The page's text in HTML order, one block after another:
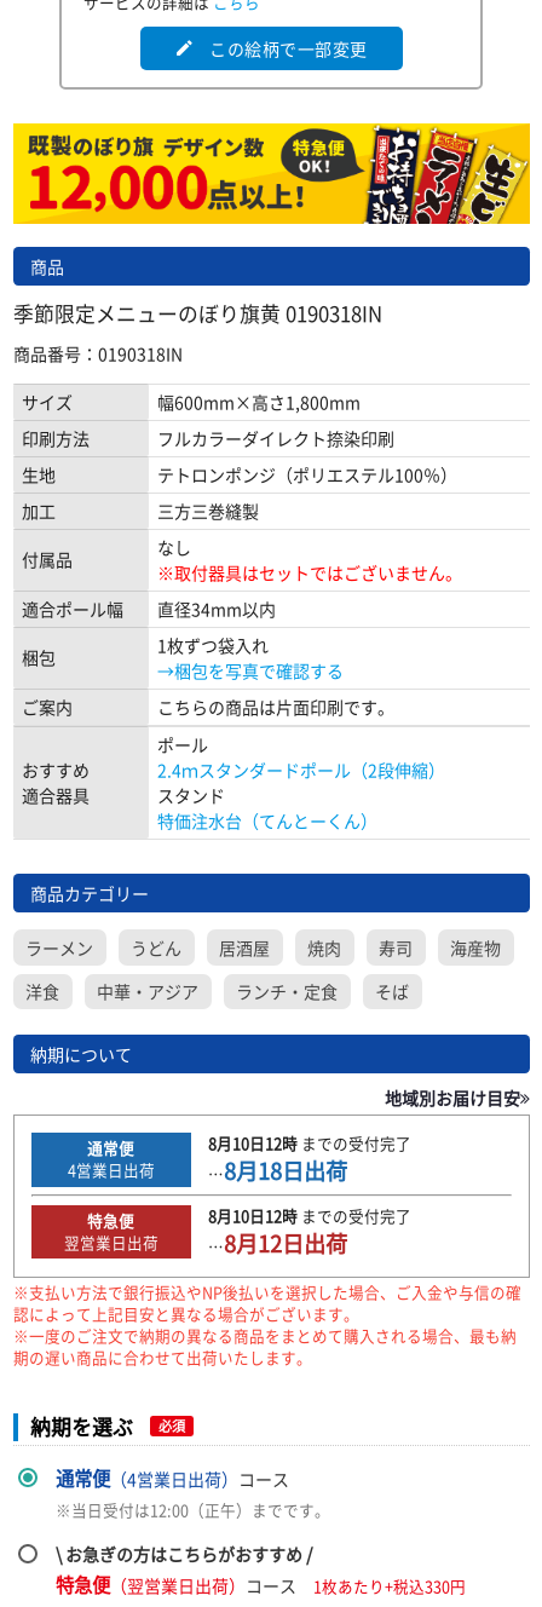
edit この絵柄で一部変更
商品
季節限定メニューのぼり旗黄 0190318IN
商品番号：0190318IN
サイズ
幅600mm×高さ1,800mm
印刷方法
フルカラーダイレクト捺染印刷
生地
テトロンポンジ（ポリエステル100％）
加工
三方三巻縫製
付属品
なし
※取付器具はセットではございません。
適合ポール幅
直径34mm以内
梱包
1枚ずつ袋入れ
→梱包を写真で確認する
ご案内
こちらの商品は片面印刷です。
おすすめ
適合器具
ポール
2.4ｍスタンダードポール（2段伸縮）
スタンド
特価注水台（てんとーくん）
商品カテゴリー
ラーメン うどん 居酒屋 焼肉 寿司
海産物
洋食
中華・アジア ランチ・定食 そば
納期について
地域別お届け目安
通常便
4営業日出荷
8月10日12時までの受付完了
…8月18日出荷
特急便
翌営業日出荷
8月10日12時までの受付完了
…8月12日出荷
※支払い方法で銀行振込やNP後払いを選択した場合、ご入金や与信の確
認によって上記目安と異なる場合がございます。
※一度のご注文で納期の異なる商品をまとめて購入される場合、最も納
期の遅い商品に合わせて出荷いたします。
納期を選ぶ 必須
通常便（4営業日出荷） コース
※当日受付は12:00（正午）までです。
\ お急ぎの方はこちらがおすすめ /
特急便（翌営業日出荷） コース
1枚あたり+税込330円